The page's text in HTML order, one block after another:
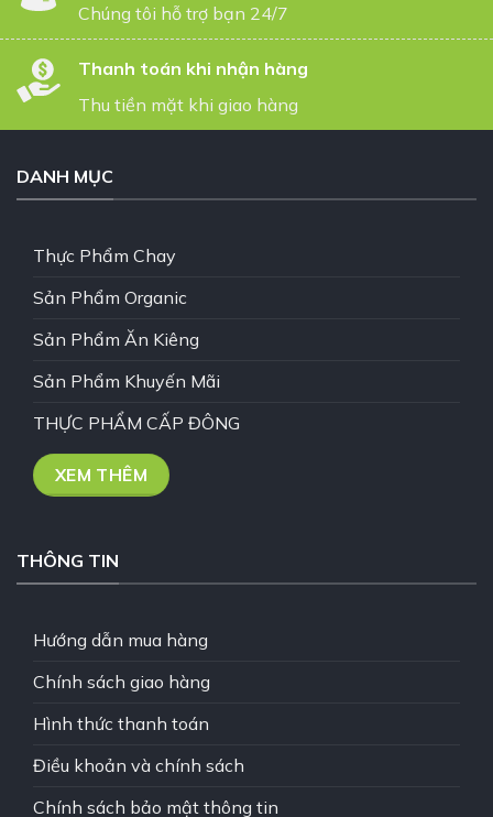
Chúng tôi hỗ trợ bạn 24/7
Thanh toán khi nhận hàng
Thu tiền mặt khi giao hàng
DANH MỤC
Thực Phẩm Chay
Sản Phẩm Organic
Sản Phẩm Ăn Kiêng
Sản Phẩm Khuyến Mãi
THỰC PHẨM CẤP ĐÔNG
XEM THÊM
THÔNG TIN
Hướng dẫn mua hàng
Chính sách giao hàng
Hình thức thanh toán
Điều khoản và chính sách
Chính sách bảo mật thông tin